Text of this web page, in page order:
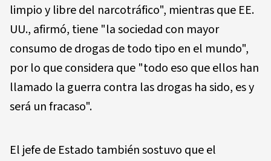
limpio y libre del narcotráfico", mientras que EE.
UU., afirmó, tiene "la sociedad con mayor
consumo de drogas de todo tipo en el mundo",
por lo que considera que "todo eso que ellos han
llamado la guerra contra las drogas ha sido, es y
será un fracaso".
El jefe de Estado también sostuvo que el